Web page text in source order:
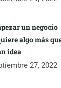
un negocio
algo más
idea
27, 2022